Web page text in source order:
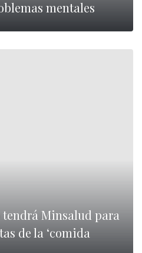
mentales
tendrá Minsalud para
de la ‘comida